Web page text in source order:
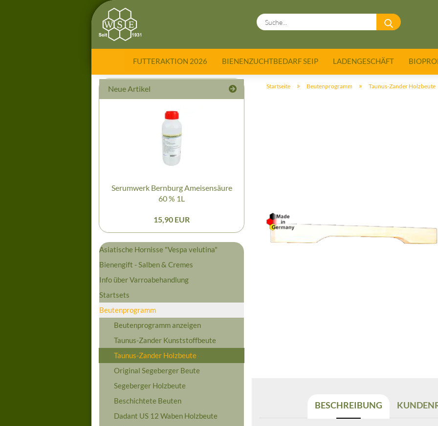
Suche...
FUTTERAKTION 2026 BIENENZUCHTBEDARF SEIP LADENGESCHÄFT
Startseite » Beutenprogramm » Taunus-Zander Holzbeute
BESCHREIBUNG
Neue Artikel
Serumwerk Bernburg Ameisensäure
60 % 1L
15,90 EUR
Asiatische Hornisse "Vespa velutina"
Bienengift - Salben & Cremes
Info über Varroabehandlung
Startsets
Beutenprogramm
Beutenprogramm anzeigen
Taunus-Zander Kunststoffbeute
Taunus-Zander Holzbeute
Original Segeberger Beute
Segeberger Holzbeute
Beschichtete Beuten
Dadant US 12 Waben Holzbeute